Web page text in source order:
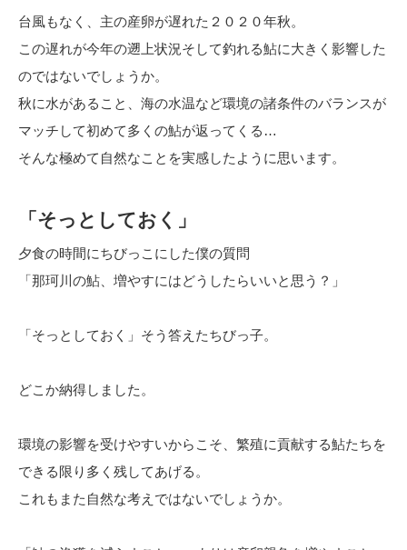
台風もなく、主の産卵が遅れた２０２０年秋。
この遅れが今年の遡上状況そして釣れる鮎に大きく影響した
のではないでしょうか。
秋に水があること、海の水温など環境の諸条件のバランスが
マッチして初めて多くの鮎が返ってくる…
そんな極めて自然なことを実感したように思います。
「そっとしておく」
夕食の時間にちびっこにした僕の質問
「那珂川の鮎、増やすにはどうしたらいいと思う？」
「そっとしておく」そう答えたちびっ子。
どこか納得しました。
環境の影響を受けやすいからこそ、繁殖に貢献する鮎たちを
できる限り多く残してあげる。
これもまた自然な考えではないでしょうか。